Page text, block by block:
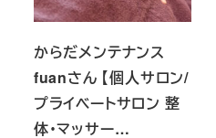
からだメンテナンス
fuanさん 【個人サロン/
プライベートサロン 整
体・マッサー…